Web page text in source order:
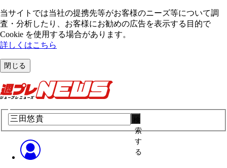
当サイトでは当社の提携先等がお客様のニーズ等について調
査・分析したり、お客様にお勧めの広告を表⽰する⽬的で
Cookie を使⽤する場合があります。
詳しくはこちら
閉じる
索
す
る